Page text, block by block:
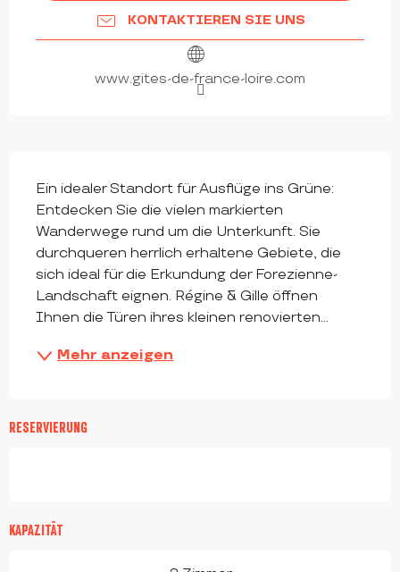
KONTAKTIEREN SIE UNS
www.gites-de-france-loire.com
Ein idealer Standort für Ausflüge ins Grüne:
Entdecken Sie die vielen markierten
Wanderwege rund um die Unterkunft. Sie
durchqueren herrlich erhaltene Gebiete, die
sich ideal für die Erkundung der Forezienne-
Landschaft eignen. Régine & Gille öffnen
Ihnen die Türen ihres kleinen renovierten...
Mehr anzeigen
RESERVIERUNG
KAPAZITÄT